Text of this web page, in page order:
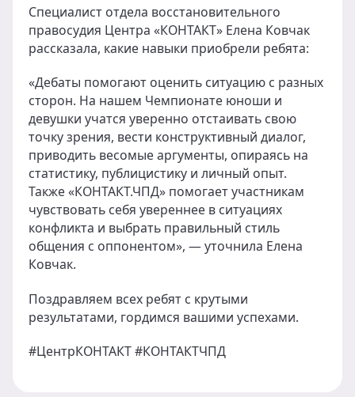
Специалист отдела восстановительного
правосудия Центра «КОНТАКТ» Елена Ковчак
рассказала, какие навыки приобрели ребята:
«Дебаты помогают оценить ситуацию с разных
сторон. На нашем Чемпионате юноши и
девушки учатся уверенно отстаивать свою
точку зрения, вести конструктивный диалог,
приводить весомые аргументы, опираясь на
статистику, публицистику и личный опыт.
Также «КОНТАКТ.ЧПД» помогает участникам
чувствовать себя увереннее в ситуациях
конфликта и выбрать правильный стиль
общения с оппонентом», — уточнила Елена
Ковчак.
Поздравляем всех ребят с крутыми
результатами, гордимся вашими успехами.
#ЦентрКОНТАКТ #КОНТАКТЧПД